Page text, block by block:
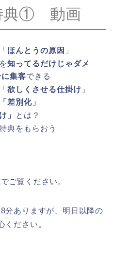
典① 動画
ほんとうの原因 」
を知ってるだけじゃダメ
集客できる
欲しくさせる仕掛け 」
「差別 化」
」
とは？
典をもらおう
ご覧ください。
分ありますが、明日以降の
ください。